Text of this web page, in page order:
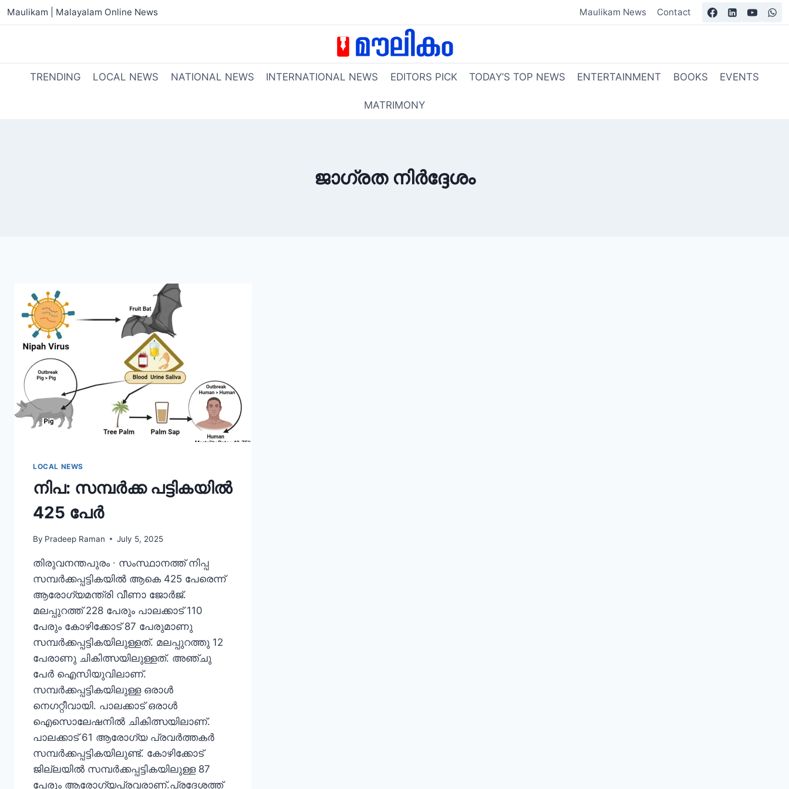
Maulikam | Malayalam Online News Maulikam News Contact
TRENDING LOCAL NEWS NATIONAL NEWS INTERNATIONAL NEWS EDITORS PICK TODAY’S TOP NEWS ENTERTAINMENT BOOKS EVENTS
MATRIMONY
ജാഗ്രത നിർദ്ദേശം
LOCAL NEWS
നിപ: സമ്പർക്ക പട്ടികയിൽ
425 പേർ
By Pradeep Raman July 5, 2025
തിരുവനന്തപുരം ∙ സംസ്ഥാനത്ത് നിപ്പ
സമ്പര്‍ക്കപ്പട്ടികയില്‍ ആകെ 425 പേരെന്ന്
ആരോഗ്യമന്ത്രി വീണാ ജോര്‍ജ്.
മലപ്പുറത്ത് 228 പേരും പാലക്കാട് 110
പേരും കോഴിക്കോട് 87 പേരുമാണു
സമ്പര്‍ക്കപ്പട്ടികയിലുള്ളത്. മലപ്പുറത്തു 12
പേരാണു ചികിത്സയിലുള്ളത്. അഞ്ചു
പേര്‍ ഐസിയുവിലാണ്.
സമ്പര്‍ക്കപ്പട്ടികയിലുള്ള ഒരാള്‍
നെഗറ്റീവായി. പാലക്കാട് ഒരാള്‍
ഐസൊലേഷനില്‍ ചികിത്സയിലാണ്.
പാലക്കാട് 61 ആരോഗ്യ പ്രവര്‍ത്തകര്‍
സമ്പര്‍ക്കപ്പട്ടികയിലുണ്ട്. കോഴിക്കോട്
ജില്ലയില്‍ സമ്പര്‍ക്കപ്പട്ടികയിലുള്ള 87
പേരും ആരോഗ്യപ്രവരാണ്.പ്രദേശത്ത്